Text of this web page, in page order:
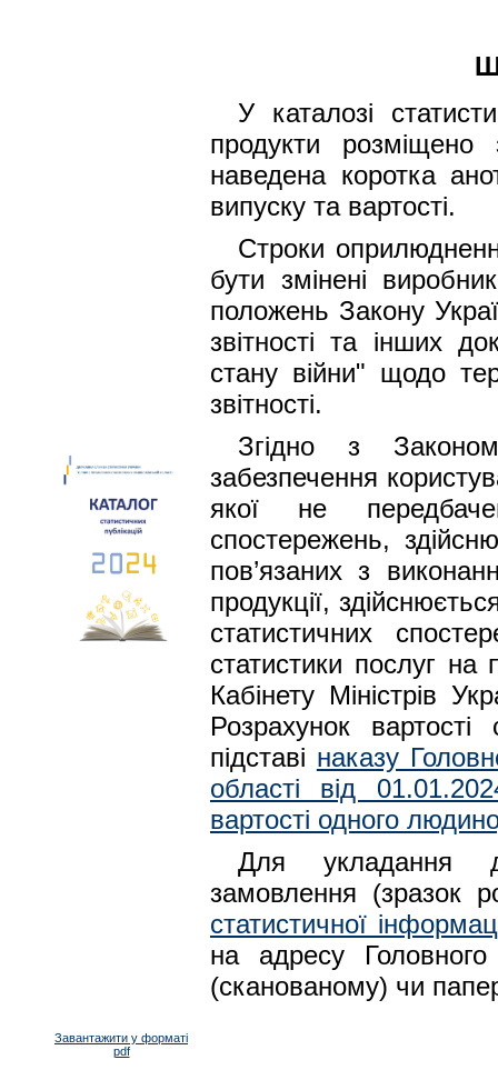
У каталозі
продукти
наведена коротка
випуску та вартості.
Строки
бути змінені
положень Закону
звітності та інших
стану війни" щодо
звітності.
Згідно з
забезпечення
якої не
спостережень,
пов’язаних з
продукції,
статистичних
статистики послуг на
Кабінету Міністрів
Розрахунок вартості
підставі наказу
області від
вартості одного
Для укладання
замовлення (зразок
статистичної
на адресу
(сканованому) чи
Завантажити у форматі
pdf